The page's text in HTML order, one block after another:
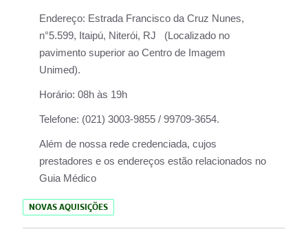
Endereço: Estrada Francisco da Cruz Nunes,
n°5.599, Itaipú, Niterói, RJ (Localizado no
pavimento superior ao Centro de Imagem
Unimed).
Horário: 08h às 19h
Telefone: (021) 3003-9855 / 99709-3654.
Além de nossa rede credenciada, cujos
prestadores e os endereços estão relacionados no
Guia Médico
NOVAS AQUISIÇÕES